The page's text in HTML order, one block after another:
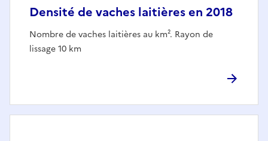
Densité de vaches laitières en 2018
Nombre de vaches laitières au km². Rayon de
lissage 10 km